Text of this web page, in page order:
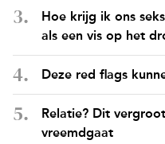
Hoe krijg ik ons
als een vis op het
Deze red flags
Relatie? Dit
vreemdgaat